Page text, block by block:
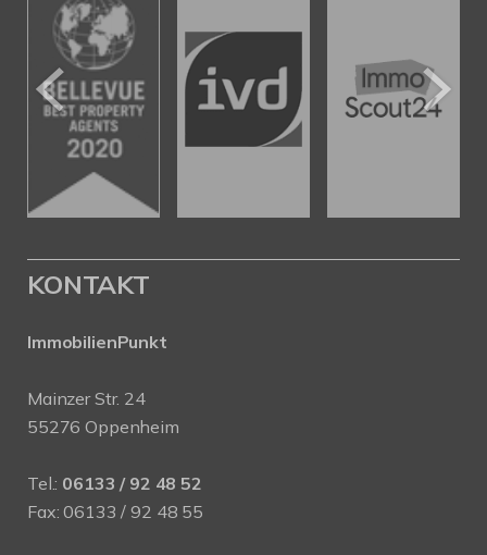
KONTAKT
ImmobilienPunkt
Mainzer Str. 24
55276 Oppenheim
Tel.: 06133 / 92 48 52
Fax: 06133 / 92 48 55